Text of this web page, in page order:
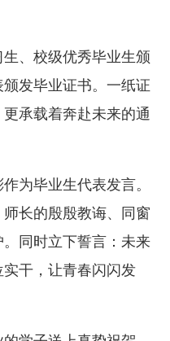
、校级优秀毕业生颁
发毕业证书。一纸证
承载着奔赴未来的通
毕业生代表发言。
长的殷殷教诲、同窗
同时立下誓言：未来
干，让青春闪闪发